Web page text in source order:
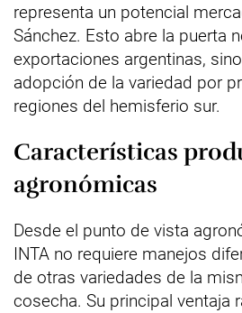
representa un potencial
Sánchez. Esto abre la puerta
exportaciones argentinas,
adopción de la variedad por
regiones del hemisferio sur.
Características
agronómicas
Desde el punto de vista
INTA no requiere manejos
de otras variedades de la
cosecha. Su principal ventaja